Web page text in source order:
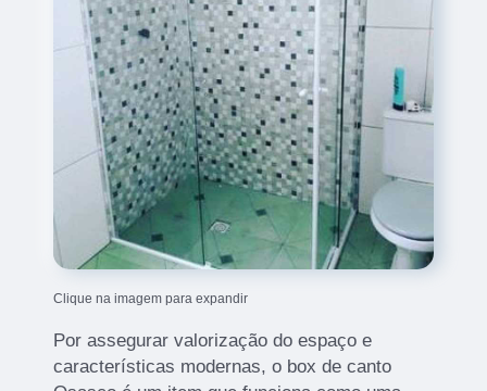
Clique na imagem para expandir
Por assegurar valorização do espaço e
características modernas, o box de canto